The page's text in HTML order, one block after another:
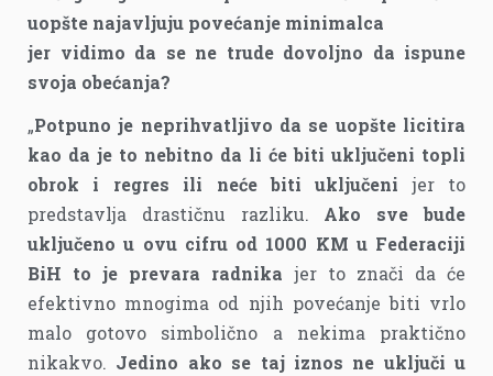
uopšte najavljuju povećanje minimalca
jer vidimo da se ne trude dovoljno da ispune
svoja obećanja?
„Potpuno je neprihvatljivo da se uopšte licitira
kao da je to nebitno da li će biti uključeni topli
obrok i regres ili neće biti uključeni jer to
predstavlja drastičnu razliku. Ako sve bude
uključeno u ovu cifru od 1000 KM u Federaciji
BiH to je prevara radnikajer to znači da će
efektivno mnogima od njih povećanje biti vrlo
malo gotovo simbolično a nekima praktično
nikakvo. Jedino ako se taj iznos ne uključi u